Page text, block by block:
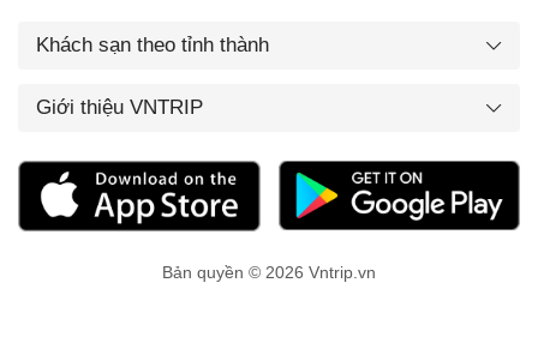
Khách sạn theo tỉnh thành
Giới thiệu VNTRIP
Bản quyền © 2026 Vntrip.vn